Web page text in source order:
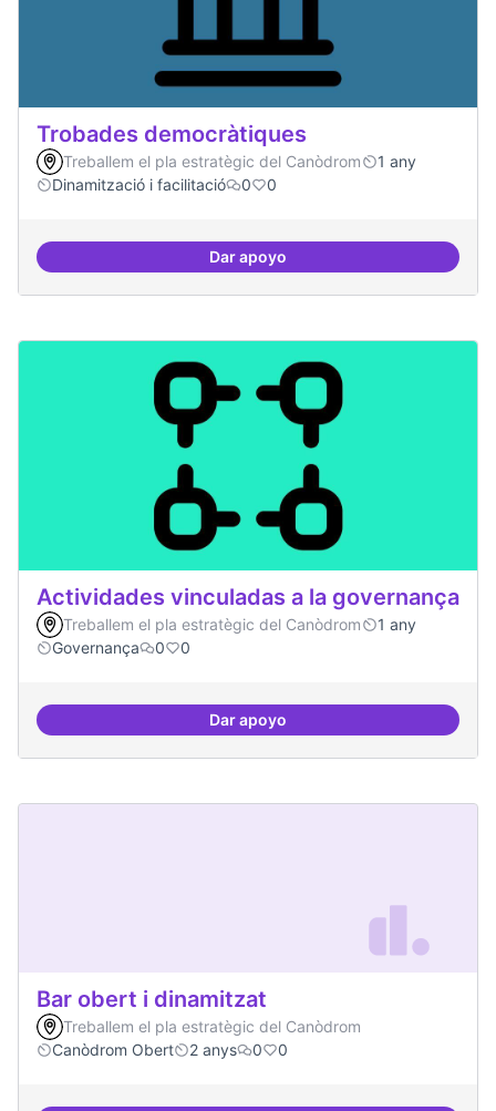
Trobades democràtiques
Treballem el pla estratègic del Canòdrom
1 any
Dinamització i facilitació
0 0
Dar apoyoTrobades democràtiques
Actividades vinculadas a la governança
Treballem el pla estratègic del Canòdrom
1 any
Governança
0 0
Dar apoyoActividades vinculadas a la
Bar obert i dinamitzat
Treballem el pla estratègic del Canòdrom
Canòdrom Obert
2 anys 0 0